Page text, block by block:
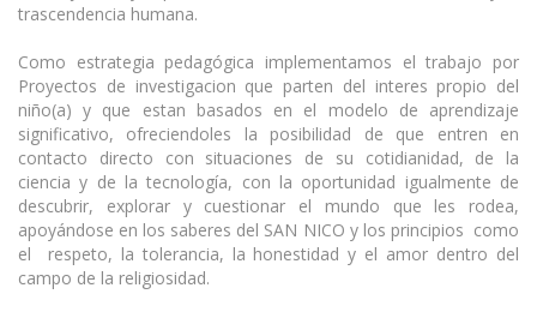
trascendencia humana.
Como estrategia pedagógica implementamos el trabajo por
Proyectos de investigacion que parten del interes propio del
niño(a) y que estan basados en el modelo de aprendizaje
significativo, ofreciendoles la posibilidad de que entren en
contacto directo con situaciones de su cotidianidad, de la
ciencia y de la tecnología, con la oportunidad igualmente de
descubrir, explorar y cuestionar el mundo que les rodea,
apoyándose en los saberes del SAN NICO y los principios como
el respeto, la tolerancia, la honestidad y el amor dentro del
campo de la religiosidad.